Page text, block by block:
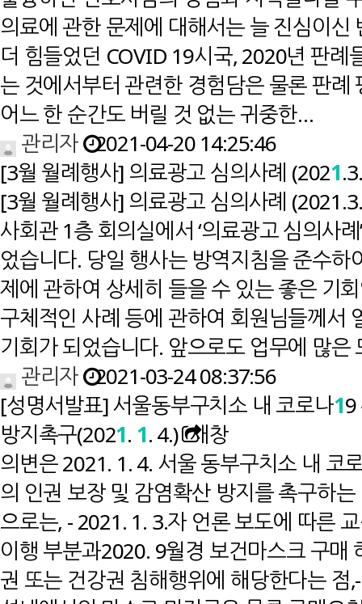
의료에 관한 문제에 대해서는 늘 진심이
더 힘들었던 COVID 19시국, 2020년 판
는 것에서부터 관련한 경험담은 물론 판
어느 한 순간도 버릴 것 없는 귀중한…
관리자 2021-04-20 14:25:46
[3월 월례행사] 의료광고 심의사례 (2021
[3월 월례행사] 의료광고 심의사례
사회관 1층 회의실에서 ‘의료광고 심의사
었습니다. 당일 행사는 방역지침을 준수
제에 관하여 상세히 들을 수 있는 좋은 기
구체적인 사례 등에 관하여 회원님들께서
기회가 되었습니다. 앞으로도 업무에 많
관리자 2021-03-24 08:37:56
[성명서발표] 서울동부구치소 내 코로나19
방지촉구(2021. 1. 4.) 새창
의변은 2021. 1. 4. 서울 동부구치소 내 코
의 인권 보장 및 감염확산 방지를 촉구하
으로는, - 2021. 1. 3.자 언론 보도에 따른
이행 부분과2020. 9월경 보건마스크 구매
권 또는 건강권 침해행위에 해당한다는